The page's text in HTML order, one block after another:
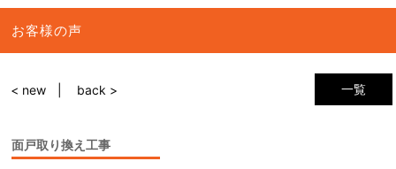
お客様の声
一覧
< new back >
面戸取り換え工事